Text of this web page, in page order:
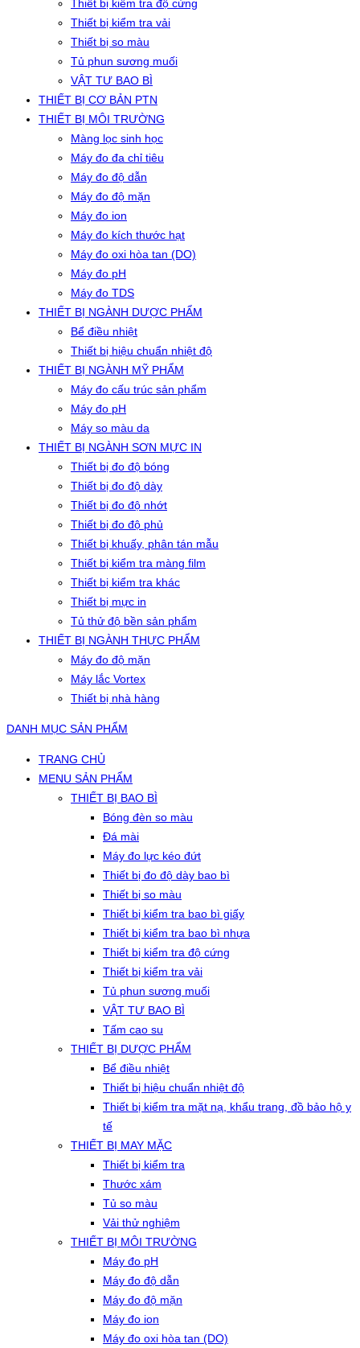
Thiết bị kiểm tra độ cứng
Thiết bị kiểm tra vải
Thiết bị so màu
Tủ phun sương muối
VẬT TƯ BAO BÌ
THIẾT BỊ CƠ BẢN PTN
THIẾT BỊ MÔI TRƯỜNG
Màng lọc sinh học
Máy đo đa chỉ tiêu
Máy đo độ dẫn
Máy đo độ mặn
Máy đo ion
Máy đo kích thước hạt
Máy đo oxi hòa tan (DO)
Máy đo pH
Máy đo TDS
THIẾT BỊ NGÀNH DƯỢC PHẨM
Bể điều nhiệt
Thiết bị hiệu chuẩn nhiệt độ
THIẾT BỊ NGÀNH MỸ PHẨM
Máy đo cấu trúc sản phẩm
Máy đo pH
Máy so màu da
THIẾT BỊ NGÀNH SƠN MỰC IN
Thiết bị đo độ bóng
Thiết bị đo độ dày
Thiết bị đo độ nhớt
Thiết bị đo độ phủ
Thiết bị khuấy, phân tán mẫu
Thiết bị kiểm tra màng film
Thiết bị kiểm tra khác
Thiết bị mực in
Tủ thử độ bền sản phẩm
THIẾT BỊ NGÀNH THỰC PHẨM
Máy đo độ mặn
Máy lắc Vortex
Thiết bị nhà hàng
DANH MỤC SẢN PHẨM
TRANG CHỦ
MENU SẢN PHẨM
THIẾT BỊ BAO BÌ
Bóng đèn so màu
Đá mài
Máy đo lực kéo đứt
Thiết bị đo độ dày bao bì
Thiết bị so màu
Thiết bị kiểm tra bao bì giấy
Thiết bị kiểm tra bao bì nhựa
Thiết bị kiểm tra độ cứng
Thiết bị kiểm tra vải
Tủ phun sương muối
VẬT TƯ BAO BÌ
Tấm cao su
THIẾT BỊ DƯỢC PHẨM
Bể điều nhiệt
Thiết bị hiệu chuẩn nhiệt độ
Thiết bị kiểm tra mặt nạ, khẩu trang, đồ bảo hộ y
tế
THIẾT BỊ MAY MẶC
Thiết bị kiểm tra
Thước xám
Tủ so màu
Vải thử nghiệm
THIẾT BỊ MÔI TRƯỜNG
Máy đo pH
Máy đo độ dẫn
Máy đo độ mặn
Máy đo ion
Máy đo oxi hòa tan (DO)